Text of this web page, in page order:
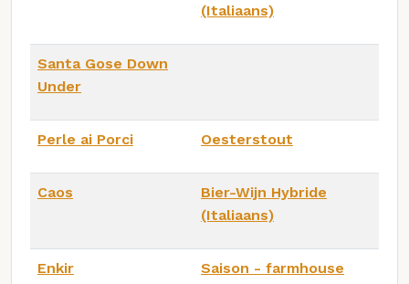
(Italiaans)
Santa Gose Down
Under
Perle ai Porci Oesterstout
Caos
Bier-Wijn Hybride
(Italiaans)
Enkir Saison - farmhouse